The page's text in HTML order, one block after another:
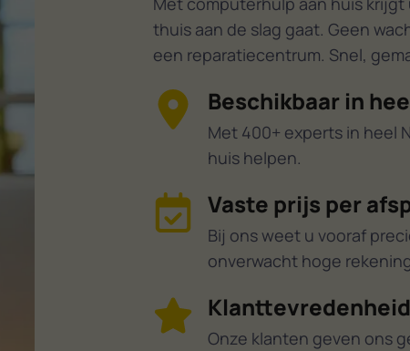
thuis aan de slag gaat. Geen
een reparatiecentrum. Snel,
Beschikbaar in
Met 400+ experts in heel
huis helpen.
Vaste prijs per
Bij ons weet u vooraf
onverwacht hoge
Onze klanten geven ons